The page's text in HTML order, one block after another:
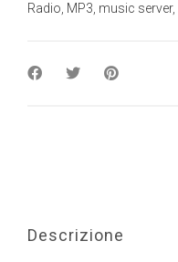
Radio, MP3, music server,
Descrizione